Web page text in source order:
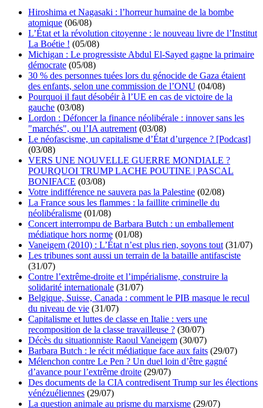
Hiroshima et Nagasaki : l’horreur humaine de la bombe
atomique (06/08)
L’État et la révolution citoyenne : le nouveau livre de l’Institut
La Boétie ! (05/08)
Michigan : Le progressiste Abdul El-Sayed gagne la primaire
démocrate (05/08)
30 % des personnes tuées lors du génocide de Gaza étaient
des enfants, selon une commission de l’ONU (04/08)
Pourquoi il faut désobéir à l’UE en cas de victoire de la
gauche (03/08)
Lordon : Défoncer la finance néolibérale : innover sans les
"marchés", ou l’IA autrement (03/08)
Le néofascisme, un capitalisme d’État d’urgence ? [Podcast]
(03/08)
VERS UNE NOUVELLE GUERRE MONDIALE ?
POURQUOI TRUMP LACHE POUTINE | PASCAL
BONIFACE (03/08)
Votre indifférence ne sauvera pas la Palestine (02/08)
La France sous les flammes : la faillite criminelle du
néolibéralisme (01/08)
Concert interrompu de Barbara Butch : un emballement
médiatique hors norme (01/08)
Vaneigem (2010) : L’État n’est plus rien, soyons tout (31/07)
Les tribunes sont aussi un terrain de la bataille antifasciste
(31/07)
Contre l’extrême-droite et l’impérialisme, construire la
solidarité internationale (31/07)
Belgique, Suisse, Canada : comment le PIB masque le recul
du niveau de vie (31/07)
Capitalisme et luttes de classe en Italie : vers une
recomposition de la classe travailleuse ? (30/07)
Décès du situationniste Raoul Vaneigem (30/07)
Barbara Butch : le récit médiatique face aux faits (29/07)
Mélenchon contre Le Pen ? Un duel loin d’être gagné
d’avance pour l’extrême droite (29/07)
Des documents de la CIA contredisent Trump sur les élections
vénézuéliennes (29/07)
La question animale au prisme du marxisme (29/07)